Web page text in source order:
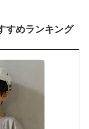
すめランキング